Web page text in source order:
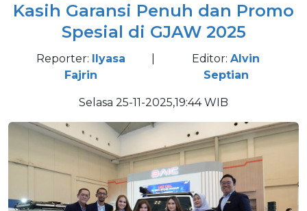
Kasih Garansi Penuh dan Promo
Spesial di GJAW 2025
Reporter: Ilyasa
Fajrin
Editor:Alvin
Septian
Selasa 25-11-2025,19:44 WIB